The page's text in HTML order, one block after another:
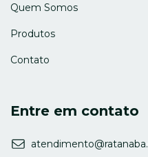
Quem Somos
Produtos
Contato
Entre em contato